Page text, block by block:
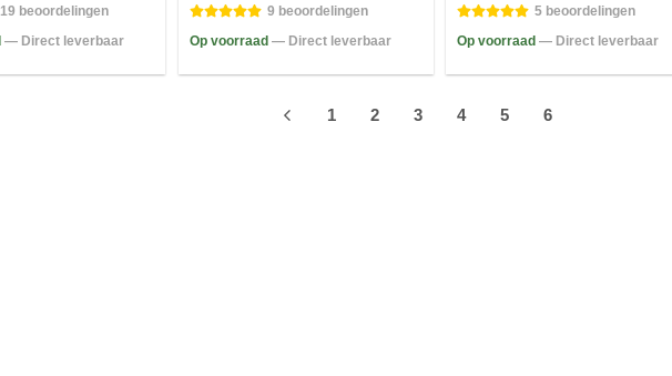
19 beoordelingen
— Direct leverbaar
9 beoordelingen
Op voorraad — Direct leverbaar
5 beoordelingen
Op voorraad — Direct leverbaar
1 2 3 4 5 6